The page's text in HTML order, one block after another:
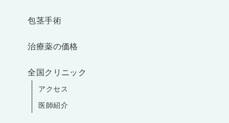
包茎手術
治療薬の価格
全国クリニック
アクセス
医師紹介